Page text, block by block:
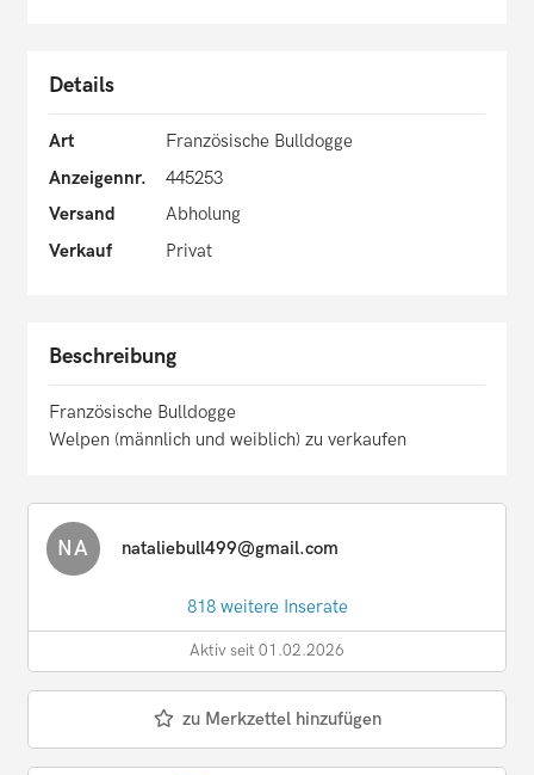
Details
Art
Französische Bulldogge
Anzeigennr.
445253
Versand
Abholung
Verkauf
Privat
Beschreibung
Französische Bulldogge
Welpen (männlich und weiblich) zu verkaufen
NA nataliebull499@gmail.com
818 weitere Inserate
Aktiv seit 01.02.2026
zu Merkzettel hinzufügen